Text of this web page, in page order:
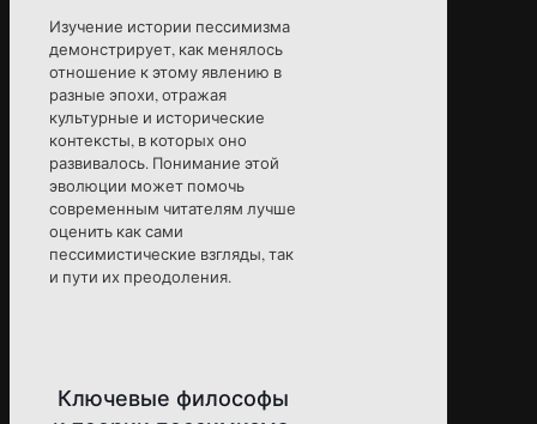
Изучение истории пессимизма
демонстрирует, как менялось
отношение к этому явлению в
разные эпохи, отражая
культурные и исторические
контексты, в которых оно
развивалось. Понимание этой
эволюции может помочь
современным читателям лучше
оценить как сами
пессимистические взгляды, так
и пути их преодоления.
Ключевые философы